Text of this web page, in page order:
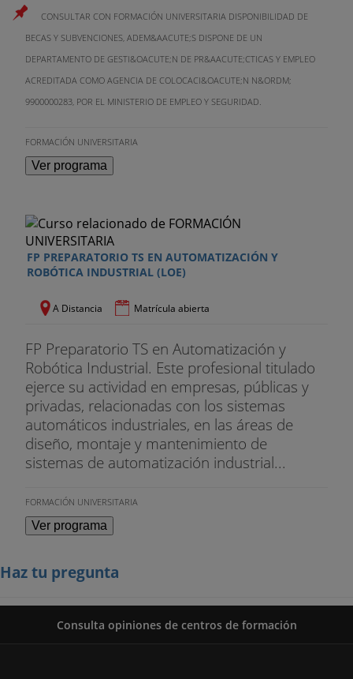
1. Sensórica
2. Adquisición de información
3. Conversores Analógicos/Digitales
Compatibilidad electromagnética
1. Fuentes de interferencia y formas de
2. Técnicas de diseño
3. Medida de la interferencia y la susceptibilidad
4. Normativa
CONSULTAR CON FORMACIÓN UNIVERSITARIA DISPONIBILIDAD DE
BECAS Y SUBVENCIONES, ADEM&AACUTE;S DISPONE DE UN
DEPARTAMENTO DE GESTI&OACUTE;N DE PR&AACUTE;CTICAS Y EMPLEO
ACREDITADA COMO AGENCIA DE COLOCACI&OACUTE;N N&ORDM;
9900000283, POR EL MINISTERIO DE EMPLEO Y SEGURIDAD.
FORMACIÓN UNIVERSITARIA
Ver programa
FP PREPARATORIO TS EN AUTOMATIZACIÓN Y
ROBÓTICA INDUSTRIAL (LOE)
A Distancia Matrícula abierta
FP Preparatorio TS en Automatización y
Robótica Industrial. Este profesional titulado
ejerce su actividad en empresas, públicas y
privadas, relacionadas con los sistemas
automáticos industriales, en las áreas de
diseño, montaje y mantenimiento de
sistemas de automatización industrial...
FORMACIÓN UNIVERSITARIA
Ver programa
Haz tu pregunta
Consulta opiniones de centros de formación